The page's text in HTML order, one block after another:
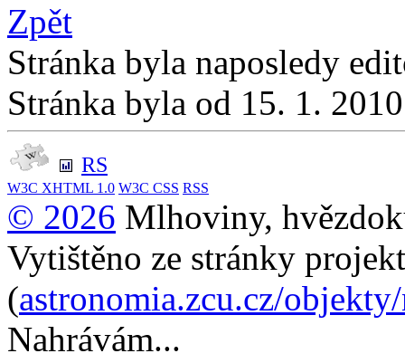
Zpět
Stránka byla naposledy
Stránka byla od 15. 1.
RS
W3C XHTML 1.0 W3C CSS RSS
© 2026 Mlhoviny,
Vytištěno ze stránky
(astronomia.zcu.cz/
Nahrávám...